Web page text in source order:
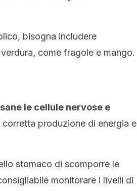
bisogna includere
come fragole e mango.
le cellule nervose e
produzione di energia e
stomaco di scomporre le
monitorare i livelli di